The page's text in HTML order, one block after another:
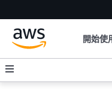
開始使